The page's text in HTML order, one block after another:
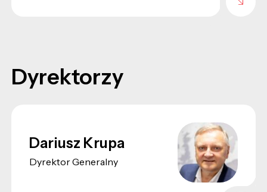
Dyrektorzy
Dariusz Krupa
Dyrektor Generalny